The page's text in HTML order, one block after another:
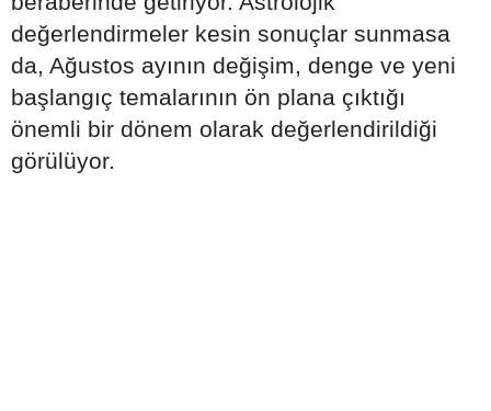
değerlendirmeler kesin sonuçlar sunmasa
da, Ağustos ayının değişim, denge ve yeni
başlangıç temalarının ön plana çıktığı
önemli bir dönem olarak değerlendirildiği
görülüyor.